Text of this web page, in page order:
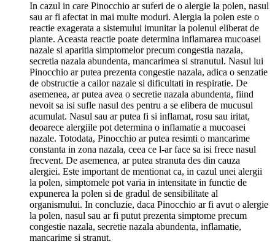
In cazul in care Pinocchio ar suferi de o alergie la polen, nasul
sau ar fi afectat in mai multe moduri. Alergia la polen este o
reactie exagerata a sistemului imunitar la polenul eliberat de
plante. Aceasta reactie poate determina inflamarea mucoasei
nazale si aparitia simptomelor precum congestia nazala,
secretia nazala abundenta, mancarimea si stranutul. Nasul lui
Pinocchio ar putea prezenta congestie nazala, adica o senzatie
de obstructie a cailor nazale si dificultati in respiratie. De
asemenea, ar putea avea o secretie nazala abundenta, fiind
nevoit sa isi sufle nasul des pentru a se elibera de mucusul
acumulat. Nasul sau ar putea fi si inflamat, rosu sau iritat,
deoarece alergiile pot determina o inflamatie a mucoasei
nazale. Totodata, Pinocchio ar putea resimti o mancarime
constanta in zona nazala, ceea ce l-ar face sa isi frece nasul
frecvent. De asemenea, ar putea stranuta des din cauza
alergiei. Este important de mentionat ca, in cazul unei alergii
la polen, simptomele pot varia in intensitate in functie de
expunerea la polen si de gradul de sensibilitate al
organismului. In concluzie, daca Pinocchio ar fi avut o alergie
la polen, nasul sau ar fi putut prezenta simptome precum
congestie nazala, secretie nazala abundenta, inflamatie,
mancarime si stranut.